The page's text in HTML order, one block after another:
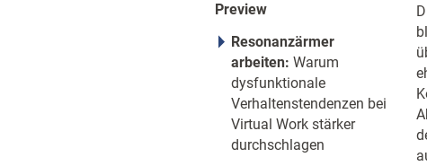
Preview
Resonanzärmer
arbeiten: Warum
dysfunktionale
Verhaltenstendenzen bei
Virtual Work stärker
durchschlagen